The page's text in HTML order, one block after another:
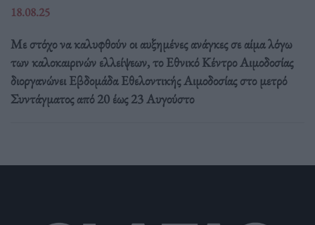
18.08.25
Με στόχο να καλυφθούν οι αυξημένες ανάγκες σε αίμα λόγω
των καλοκαιρινών ελλείψεων, το Εθνικό Κέντρο Αιμοδοσίας
διοργανώνει Εβδομάδα Εθελοντικής Αιμοδοσίας στο μετρό
Συντάγματος από 20 έως 23 Αυγούστο